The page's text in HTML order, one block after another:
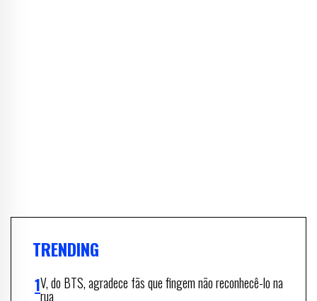
TRENDING
V, do BTS, agradece fãs que fingem não reconhecê-lo na
rua